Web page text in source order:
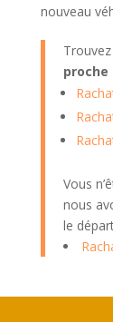
nouveau
proche
Vous
nous
le